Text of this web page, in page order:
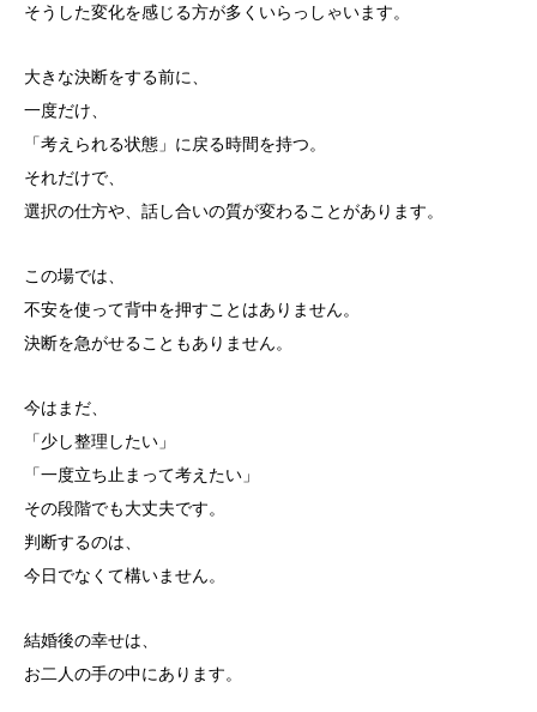
そうした変化を感じる方が多くいらっしゃいます。
大きな決断をする前に、
一度だけ、
「考えられる状態」に戻る時間を持つ。
それだけで、
選択の仕方や、話し合いの質が変わることがあります。
この場では、
不安を使って背中を押すことはありません。
決断を急がせることもありません。
今はまだ、
「少し整理したい」
「一度立ち止まって考えたい」
その段階でも大丈夫です。
判断するのは、
今日でなくて構いません。
結婚後の幸せは、
お二人の手の中にあります。